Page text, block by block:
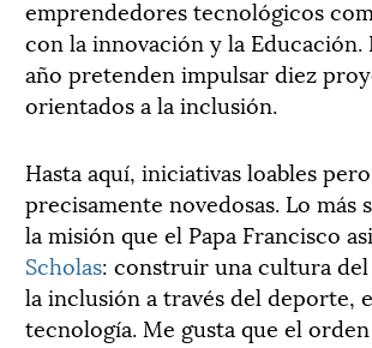
emprendedores tecnológicos
con la innovación y la
año pretenden impulsar diez
orientados a la inclusión.
Hasta aquí, iniciativas loables
precisamente novedosas. Lo más
la misión que el Papa Francisco
Scholas: construir una cultura
la inclusión a través del deporte,
tecnología. Me gusta que el orden